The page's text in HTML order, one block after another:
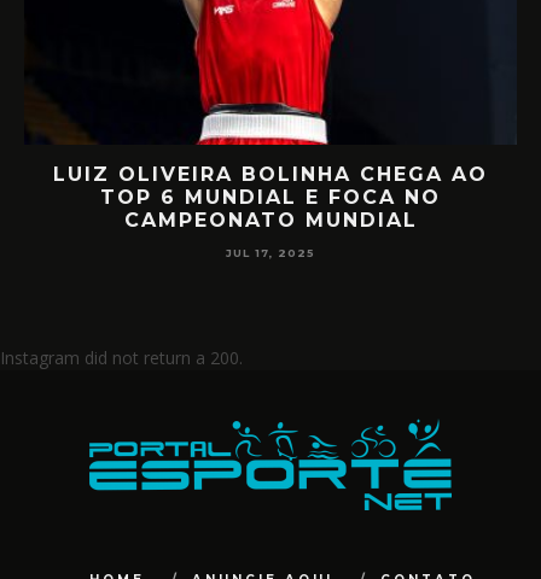
LUIZ OLIVEIRA BOLINHA CHEGA AO
TOP 6 MUNDIAL E FOCA NO
CAMPEONATO MUNDIAL
JUL 17, 2025
Instagram did not return a 200.